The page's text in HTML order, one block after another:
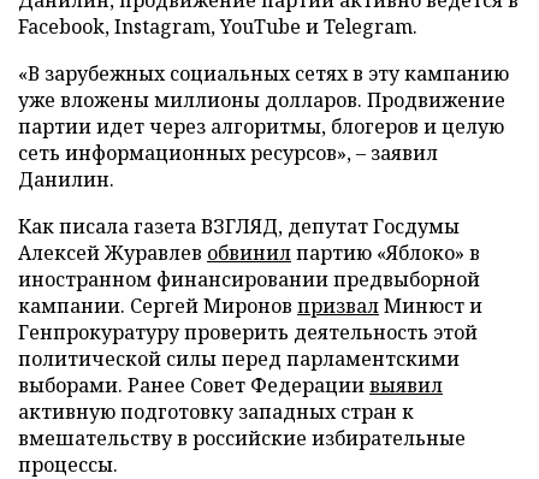
Facebook, Instagram, YouTube и Telegram.
«В зарубежных социальных сетях в эту кампанию
уже вложены миллионы долларов. Продвижение
партии идет через алгоритмы, блогеров и целую
сеть информационных ресурсов», – заявил
Данилин.
Как писала газета ВЗГЛЯД, депутат Госдумы
Алексей Журавлев обвинилпартию «Яблоко» в
иностранном финансировании предвыборной
кампании. Сергей Миронов призвалМинюст и
Генпрокуратуру проверить деятельность этой
политической силы перед парламентскими
выборами. Ранее Совет Федерациивыявил
активную подготовку западных стран к
вмешательству в российские избирательные
процессы.